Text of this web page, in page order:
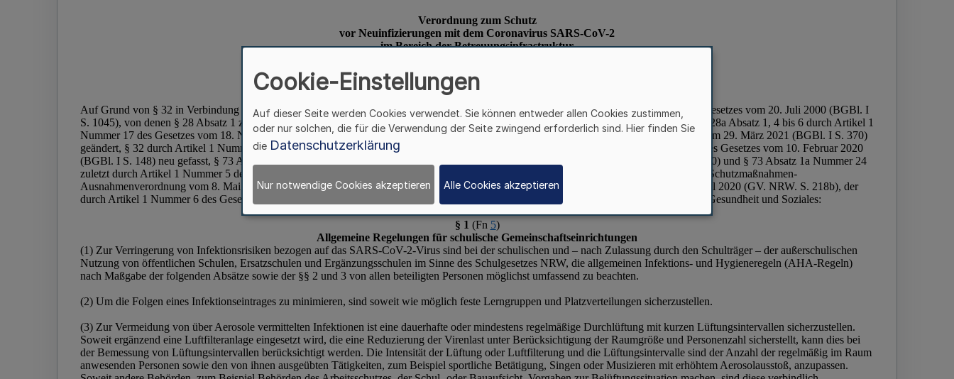
Cookie-Einstellungen
Auf dieser Seite werden Cookies verwendet. Sie können entweder allen Cookies zustimmen,
oder nur solchen, die für die Verwendung der Seite zwingend erforderlich sind. Hier finden Sie
die Datenschutzerklärung
Nur notwendige Cookies akzeptieren Alle Cookies akzeptieren